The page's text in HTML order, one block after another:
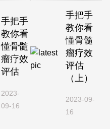
手把手
教你看
懂骨髓
瘤疗效
评估
2023-
09-16
手把手
教你看
懂骨髓
瘤疗效
评估
（上）
2023-09-
16